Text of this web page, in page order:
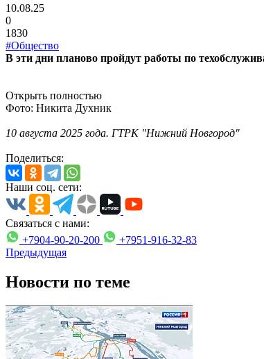
10.08.25
0
1830
#Общество
В эти дни планово пройдут работы по
Открыть полностью
Фото: Никита Духник
10 августа 2025 года. ГТРК "Нижний Новгород"
Поделиться:
Наши соц. сети:
Связаться с нами:
+7904-90-20-200
+7951-916-32-83
Предыдущая
Новости по теме